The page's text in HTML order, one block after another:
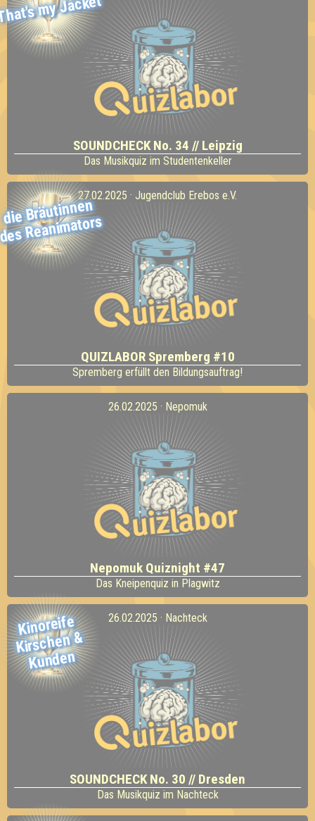
my Jacket
SOUNDCHECK No. 34 // Leipzig
Das Musikquiz im Studentenkeller
die Bräutinnen
des Reani
27.02.2025 · Jugendclub Erebos e.V.
QUIZLABOR Spremberg #10
Spremberg erfüllt den Bildungsauftrag!
26.02.2025 · Nepomuk
Nepomuk Quiznight #47
Das Kneipenquiz in Plagwitz
Kinoreife
Kirschen
&
Kunden
26.02.2025 · Nachteck
SOUNDCHECK No. 30 // Dresden
Das Musikquiz im Nachteck